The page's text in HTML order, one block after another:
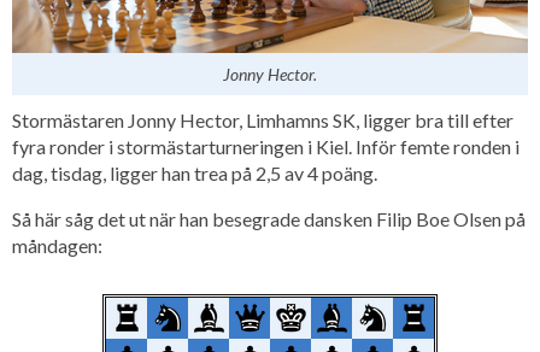
Jonny Hector.
Stormästaren Jonny Hector, Limhamns SK, ligger bra till efter
fyra ronder i stormästarturneringen i Kiel. Inför femte ronden i
dag, tisdag, ligger han trea på 2,5 av 4 poäng.
Så här såg det ut när han besegrade dansken Filip Boe Olsen på
måndagen: